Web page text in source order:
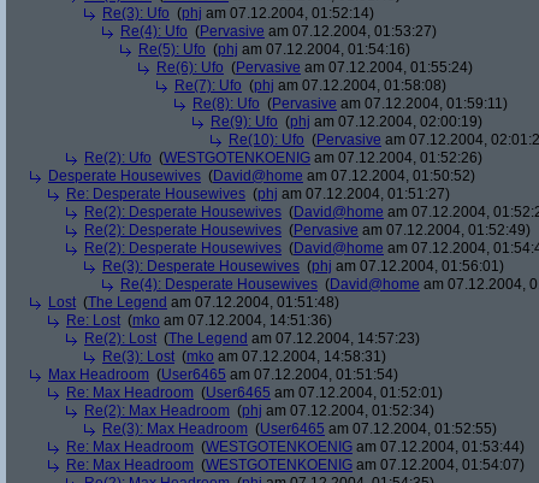
Re(3): Ufo (phj am 07.12.2004, 01:52:14)
Re(4): Ufo (Pervasive am 07.12.2004, 01:53:27)
Re(5): Ufo (phj am 07.12.2004, 01:54:16)
Re(6): Ufo (Pervasive am 07.12.2004, 01:55:24)
Re(7): Ufo (phj am 07.12.2004, 01:58:08)
Re(8): Ufo (Pervasive am 07.12.2004, 01:59:11)
Re(9): Ufo (phj am 07.12.2004, 02:00:19)
Re(10): Ufo (Pervasive am 07.12.2004,
Re(2): Ufo (WESTGOTENKOENIG am 07.12.2004, 01:52:26)
Desperate Housewives (David@home am 07.12.2004, 01:50:52)
Re: Desperate Housewives (phj am 07.12.2004, 01:51:27)
Re(2): Desperate Housewives (David@home am 07.12.2004,
Re(2): Desperate Housewives (Pervasive am 07.12.2004, 01:52:49)
Re(2): Desperate Housewives (David@home am 07.12.2004,
Re(3): Desperate Housewives (phj am 07.12.2004, 01:56:01)
Re(4): Desperate Housewives (David@home am 07.12.2004,
Lost (The Legend am 07.12.2004, 01:51:48)
Re: Lost (mko am 07.12.2004, 14:51:36)
Re(2): Lost (The Legend am 07.12.2004, 14:57:23)
Re(3): Lost (mko am 07.12.2004, 14:58:31)
Max Headroom (User6465 am 07.12.2004, 01:51:54)
Re: Max Headroom (User6465 am 07.12.2004, 01:52:01)
Re(2): Max Headroom (phj am 07.12.2004, 01:52:34)
Re(3): Max Headroom (User6465 am 07.12.2004, 01:52:55)
Re: Max Headroom (WESTGOTENKOENIG am 07.12.2004, 01:53:44)
Re: Max Headroom (WESTGOTENKOENIG am 07.12.2004, 01:54:07)